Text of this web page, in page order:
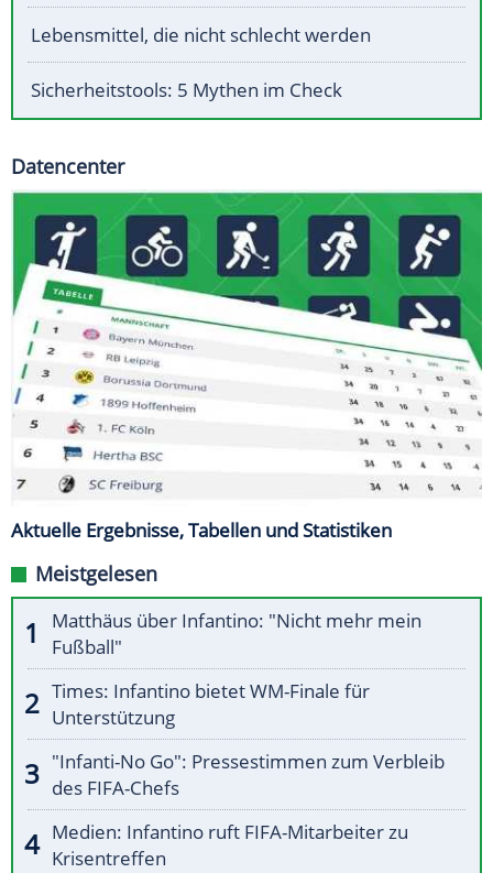
Lebensmittel, die nicht schlecht werden
Sicherheitstools: 5 Mythen im Check
Datencenter
Aktuelle Ergebnisse, Tabellen und Statistiken
Meistgelesen
Matthäus über Infantino: "Nicht mehr mein
Fußball"
Times: Infantino bietet WM-Finale für
Unterstützung
"Infanti-No Go": Pressestimmen zum Verbleib
des FIFA-Chefs
Medien: Infantino ruft FIFA-Mitarbeiter zu
Krisentreffen